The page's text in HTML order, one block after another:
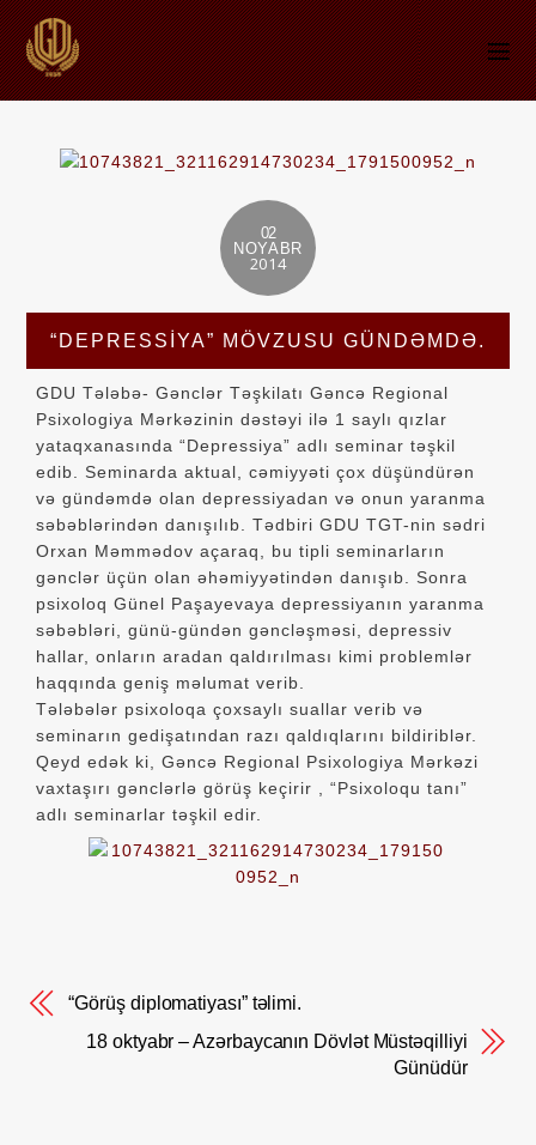
02
NOYABR
2014
“DEPRESSIYA” MÖVZUSU GÜNDƏMDƏ.
GDU Tələbə- Gənclər Təşkilatı Gəncə Regional
Psixologiya Mərkəzinin dəstəyi ilə 1 saylı qızlar
yataqxanasında “Depressiya” adlı seminar təşkil
edib. Seminarda aktual, cəmiyyəti çox düşündürən
və gündəmdə olan depressiyadan və onun yaranma
səbəblərindən danışılıb. Tədbiri GDU TGT-nin sədri
Orxan Məmmədov açaraq, bu tipli seminarların
gənclər üçün olan əhəmiyyətindən danışıb. Sonra
psixoloq Günel Paşayevaya depressiyanın yaranma
səbəbləri, günü-gündən gəncləşməsi, depressiv
hallar, onların aradan qaldırılması kimi problemlər
haqqında geniş məlumat verib.
Tələbələr psixoloqa çoxsaylı suallar verib və
seminarın gedişatından razı qaldıqlarını bildiriblər.
Qeyd edək ki, Gəncə Regional Psixologiya Mərkəzi
vaxtaşırı gənclərlə görüş keçirir , “Psixoloqu tanı”
adlı seminarlar təşkil edir.
“Görüş diplomatiyası” təlimi.
18 oktyabr – Azərbaycanın Dövlət Müstəqilliyi
Günüdür